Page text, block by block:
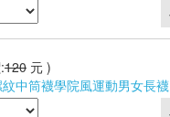
120 元 )
中筒襪學院風運動男女長襪